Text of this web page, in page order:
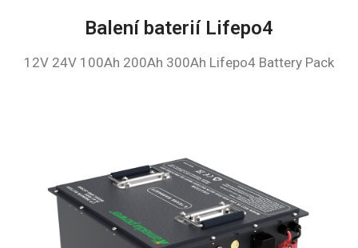
Balení baterií Lifepo4
12V 24V 100Ah 200Ah 300Ah Lifepo4 Battery Pack